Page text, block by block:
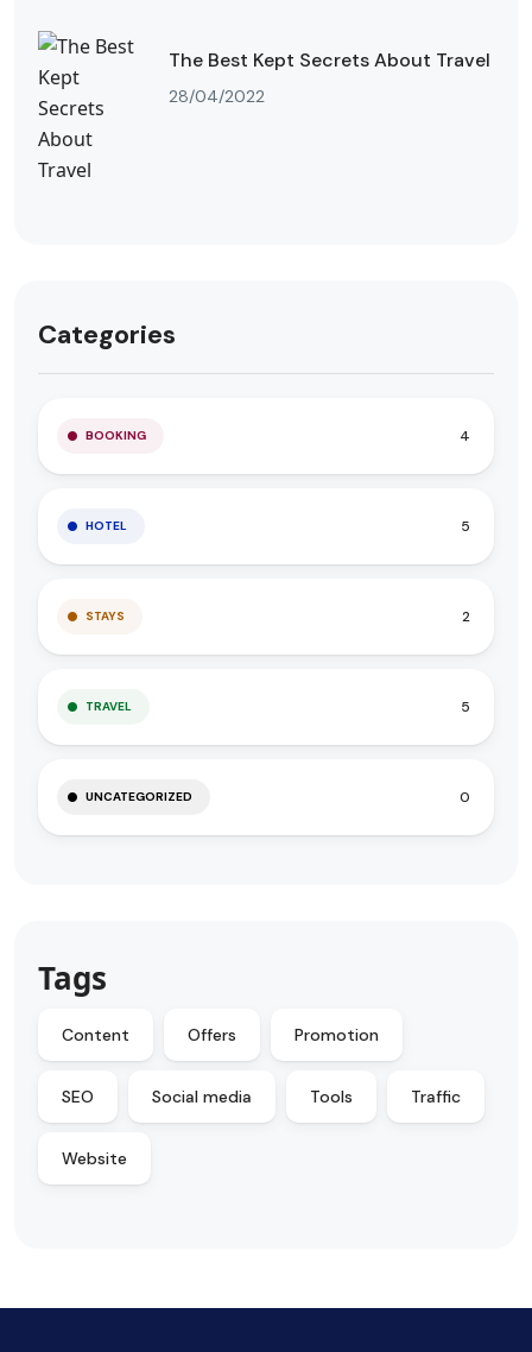
The Best Kept Secrets About Travel
28/04/2022
Categories
BOOKING 4
HOTEL 5
STAYS 2
TRAVEL 5
UNCATEGORIZED 0
Tags
Content Offers Promotion
SEO Social media Tools Traffic
Website